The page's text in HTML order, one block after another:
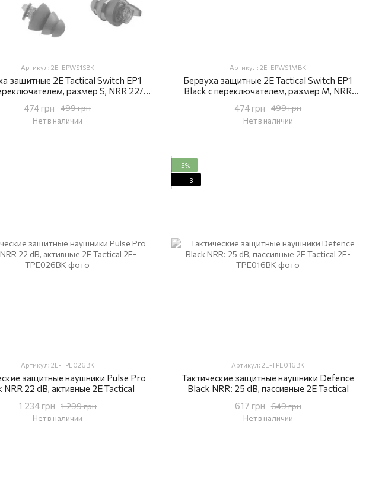
Артикул: 2E-EPWS1SBK
защитные 2E Tactical Switch EP1
размер S, NRR 22/14
499 грн
474 грн
Нет в наличии
Артикул: 2E-EPWS1MBK
Бервуха защитные 2E Tactical Switch EP1
Black с переключателем, размер M, NRR
499 грн
474 грн
Нет в наличии
Артикул: 2E-TPE026BK
защитные наушники Pulse Pro
NRR 22 dB, активные 2E Tactical
1 299 грн
1 234 грн
Нет в наличии
−5%
3
Артикул: 2E-TPE016BK
Тактические защитные наушники Defence
Black NRR: 25 dB, пассивные 2E Tactical
649 грн
617 грн
Нет в наличии